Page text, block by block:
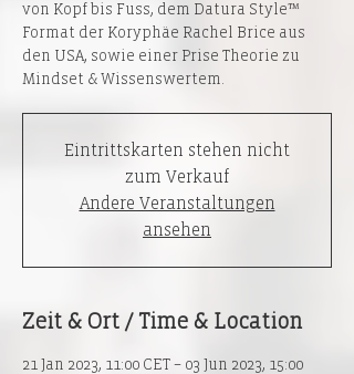
von Kopf bis Fuss, dem Datura Style™
Format der Koryphäe Rachel Brice aus
den USA, sowie einer Prise Theorie zu
Mindset & Wissenswertem.
Eintrittskarten stehen nicht
zum Verkauf
Andere Veranstaltungen
ansehen
Zeit & Ort / Time & Location
21 Jan 2023, 11:00 CET – 03 Jun 2023, 15:00